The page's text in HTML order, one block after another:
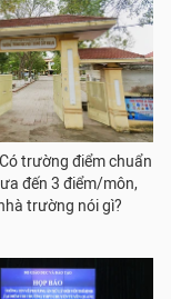
trường điểm chuẩn
đến 3 điểm/môn,
trường nói gì?